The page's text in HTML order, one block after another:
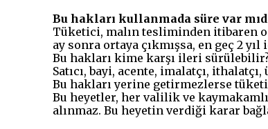
Bu hakları kullanmada süre var
Tüketici, malın tesliminden itibaren
ay sonra ortaya çıkmışsa, en geç 2
Bu hakları kime karşı ileri
Satıcı, bayi, acente, imalatçı,
Bu hakları yerine getirmezlerse
Bu heyetler, her valilik ve
alınmaz. Bu heyetin verdiği karar